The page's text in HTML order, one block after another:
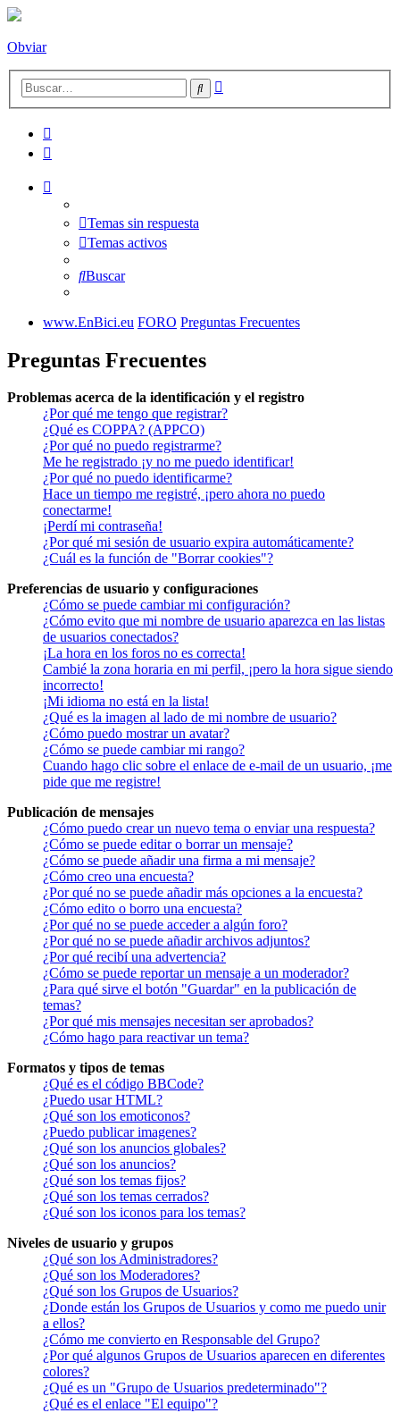
Obviar
Buscar
Temas sin respuesta
Temas activos
Buscar
www.EnBici.eu FORO Preguntas Frecuentes
Preguntas Frecuentes
Problemas acerca de la identificación y el registro
¿Por qué me tengo que registrar?
¿Qué es COPPA? (APPCO)
¿Por qué no puedo registrarme?
Me he registrado ¡y no me puedo identificar!
¿Por qué no puedo identificarme?
Hace un tiempo me registré, ¡pero ahora no puedo
conectarme!
¡Perdí mi contraseña!
¿Por qué mi sesión de usuario expira automáticamente?
¿Cuál es la función de "Borrar cookies"?
Preferencias de usuario y configuraciones
¿Cómo se puede cambiar mi configuración?
¿Cómo evito que mi nombre de usuario aparezca en las listas
de usuarios conectados?
¡La hora en los foros no es correcta!
Cambié la zona horaria en mi perfil, ¡pero la hora sigue siendo
incorrecto!
¡Mi idioma no está en la lista!
¿Qué es la imagen al lado de mi nombre de usuario?
¿Cómo puedo mostrar un avatar?
¿Cómo se puede cambiar mi rango?
Cuando hago clic sobre el enlace de e-mail de un usuario, ¡me
pide que me registre!
Publicación de mensajes
¿Cómo puedo crear un nuevo tema o enviar una respuesta?
¿Cómo se puede editar o borrar un mensaje?
¿Cómo se puede añadir una firma a mi mensaje?
¿Cómo creo una encuesta?
¿Por qué no se puede añadir más opciones a la encuesta?
¿Cómo edito o borro una encuesta?
¿Por qué no se puede acceder a algún foro?
¿Por qué no se puede añadir archivos adjuntos?
¿Por qué recibí una advertencia?
¿Cómo se puede reportar un mensaje a un moderador?
¿Para qué sirve el botón "Guardar" en la publicación de
temas?
¿Por qué mis mensajes necesitan ser aprobados?
¿Cómo hago para reactivar un tema?
Formatos y tipos de temas
¿Qué es el código BBCode?
¿Puedo usar HTML?
¿Qué son los emoticonos?
¿Puedo publicar imagenes?
¿Qué son los anuncios globales?
¿Qué son los anuncios?
¿Qué son los temas fijos?
¿Qué son los temas cerrados?
¿Qué son los iconos para los temas?
Niveles de usuario y grupos
¿Qué son los Administradores?
¿Qué son los Moderadores?
¿Qué son los Grupos de Usuarios?
¿Donde están los Grupos de Usuarios y como me puedo unir
a ellos?
¿Cómo me convierto en Responsable del Grupo?
¿Por qué algunos Grupos de Usuarios aparecen en diferentes
colores?
¿Qué es un "Grupo de Usuarios predeterminado"?
¿Qué es el enlace "El equipo"?